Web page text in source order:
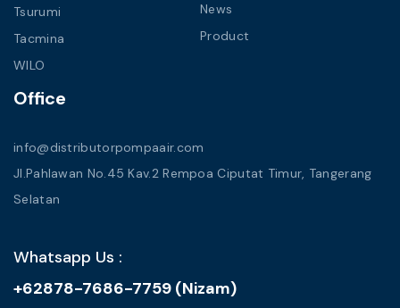
Tsurumi
Tacmina
WILO
News
Product
Office
info@distributorpompaair.com
Jl.Pahlawan No.45 Kav.2 Rempoa Ciputat Timur, Tangerang
Selatan
Whatsapp Us :
+62878-7686-7759 (Nizam)